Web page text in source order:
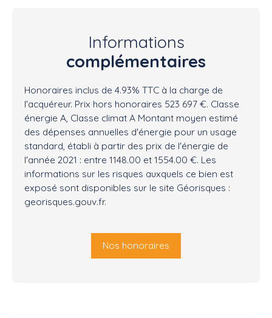
Informations
complémentaires
Honoraires inclus de 4.93% TTC à la charge de
l'acquéreur. Prix hors honoraires 523 697 €. Classe
énergie A, Classe climat A Montant moyen estimé
des dépenses annuelles d'énergie pour un usage
standard, établi à partir des prix de l'énergie de
l'année 2021 : entre 1148.00 et 1554.00 €. Les
informations sur les risques auxquels ce bien est
exposé sont disponibles sur le site Géorisques :
georisques.gouv.fr.
Nos honoraires